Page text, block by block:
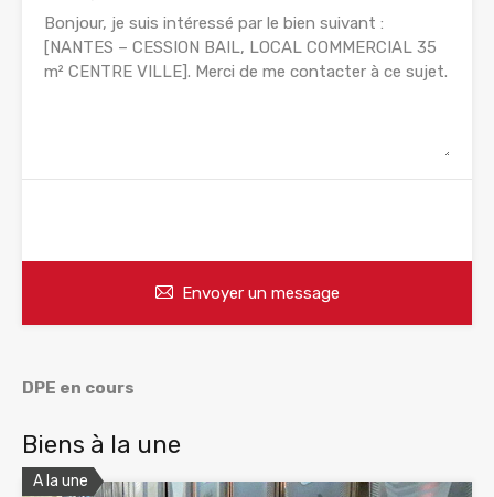
Envoyer un message
DPE en cours
Biens à la une
A la une